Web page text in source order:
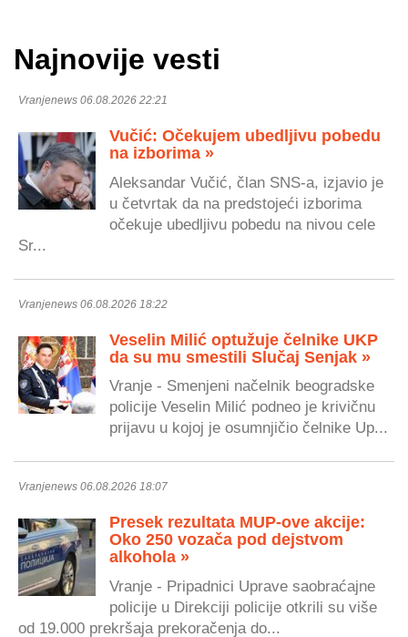
Najnovije vesti
Vranjenews 06.08.2026 22:21
Vučić: Očekujem ubedljivu pobedu
na izborima »
Aleksandar Vučić, član SNS-a, izjavio je
u četvrtak da na predstojeći izborima
očekuje ubedljivu pobedu na nivou cele
Sr...
Vranjenews 06.08.2026 18:22
Veselin Milić optužuje čelnike UKP
da su mu smestili Slučaj Senjak »
Vranje - Smenjeni načelnik beogradske
policije Veselin Milić podneo je krivičnu
prijavu u kojoj je osumnjičio čelnike Up...
Vranjenews 06.08.2026 18:07
Presek rezultata MUP-ove akcije:
Oko 250 vozača pod dejstvom
alkohola »
Vranje - Pripadnici Uprave saobraćajne
policije u Direkciji policije otkrili su više
od 19.000 prekršaja prekoračenja do...